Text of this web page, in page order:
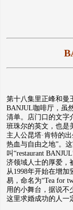
第十八集里正峰和曼
BANJUL咖啡厅，虽
清单。店门口的文字
班珠尔的英文，也是
主人公昆塔·肯特的
热血与自由之地”。
叫“restaurant
济领域人士的厚爱，
从1998年开始在增
易，命名为“Tea for
用的小舞台，据说不
这里求婚成功的人一